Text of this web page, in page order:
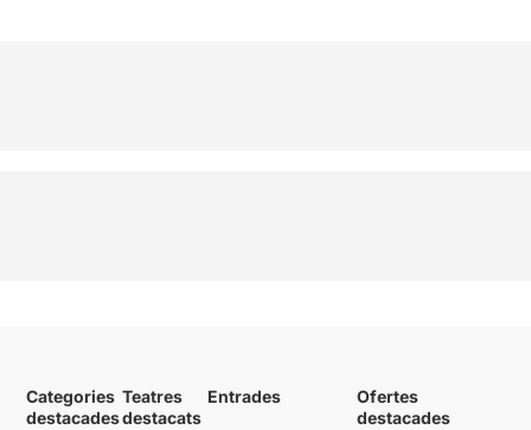
Categories
destacades
Teatres
destacats
Entrades
Ofertes
destacades